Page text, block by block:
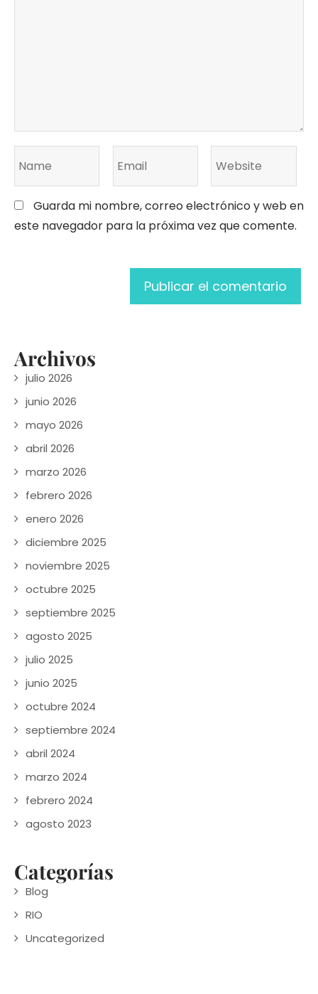
Guarda mi nombre, correo electrónico y web en
este navegador para la próxima vez que comente.
Archivos
julio 2026
junio 2026
mayo 2026
abril 2026
marzo 2026
febrero 2026
enero 2026
diciembre 2025
noviembre 2025
octubre 2025
septiembre 2025
agosto 2025
julio 2025
junio 2025
octubre 2024
septiembre 2024
abril 2024
marzo 2024
febrero 2024
agosto 2023
Categorías
Blog
RIO
Uncategorized